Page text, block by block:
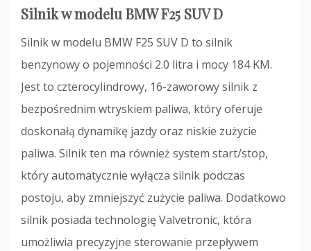
Silnik w modelu BMW F25 SUV D
Silnik w modelu BMW F25 SUV D to silnik
benzynowy o pojemności 2.0 litra i mocy 184 KM.
Jest to czterocylindrowy, 16-zaworowy silnik z
bezpośrednim wtryskiem paliwa, który oferuje
doskonałą dynamikę jazdy oraz niskie zużycie
paliwa. Silnik ten ma również system start/stop,
który automatycznie wyłącza silnik podczas
postoju, aby zmniejszyć zużycie paliwa. Dodatkowo
silnik posiada technologię Valvetronic, która
umożliwia precyzyjne sterowanie przepływem